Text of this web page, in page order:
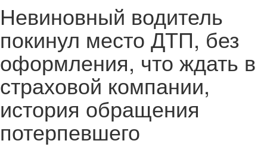
Невиновный водитель
покинул место ДТП, без
оформления, что ждать в
страховой компании,
история обращения
потерпевшего